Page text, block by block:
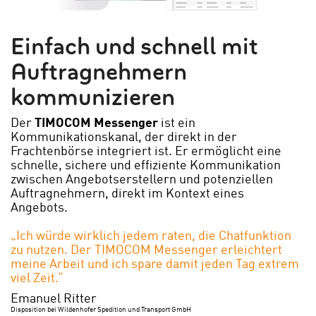
Einfach und schnell mit
Auftragnehmern
kommunizieren
Der TIMOCOM Messenger ist ein
Kommunikationskanal, der direkt in der
Frachtenbörse integriert ist. Er ermöglicht eine
schnelle, sichere und effiziente Kommunikation
zwischen Angebotserstellern und potenziellen
Auftragnehmern, direkt im Kontext eines
Angebots.
„Ich würde wirklich jedem raten, die Chatfunktion
zu nutzen. Der TIMOCOM Messenger erleichtert
meine Arbeit und ich spare damit jeden Tag extrem
viel Zeit.“
Emanuel Ritter
Disposition bei Wildenhofer Spedition und Transport GmbH